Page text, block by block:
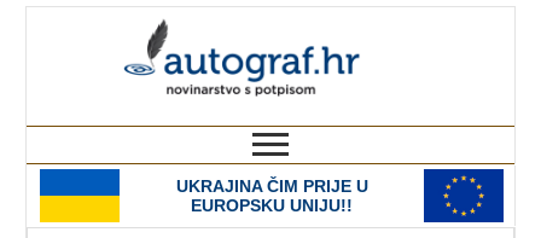
UKRAJINA ČIM PRIJE U
EUROPSKU UNIJU!!